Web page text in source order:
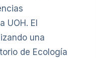
UOH. El
una
de Ecología